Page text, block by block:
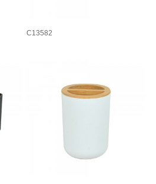
C13582